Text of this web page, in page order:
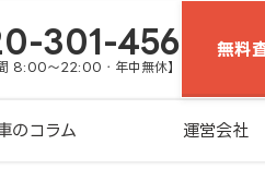
301-456
8:00～22:00・年中無休】
無料
のコラム 運営会社